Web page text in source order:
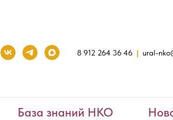
8 912 264 36 46 | ural-
База знаний НКО